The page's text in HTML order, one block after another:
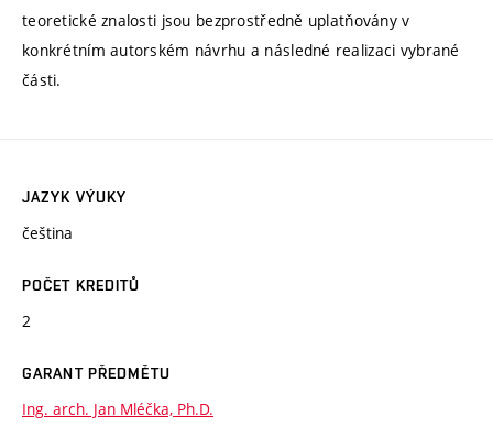
teoretické znalosti jsou bezprostředně uplatňovány v
konkrétním autorském návrhu a následné realizaci vybrané
části.
JAZYK VÝUKY
čeština
POČET KREDITŮ
2
GARANT PŘEDMĚTU
Ing. arch. Jan Mléčka, Ph.D.